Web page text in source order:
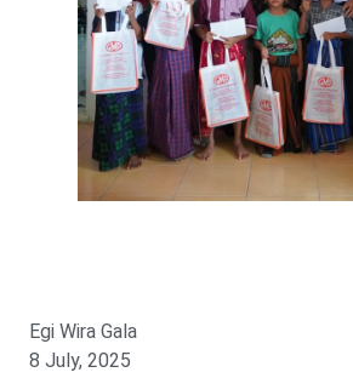
Egi Wira Gala
8 July, 2025